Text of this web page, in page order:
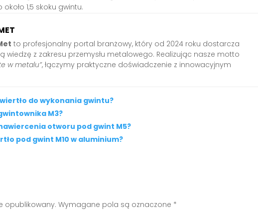
1,5 skoku gwintu.
to profesjonalny portal branżowy, który od 2024 roku dostarcza
wiedzę z zakresu przemysłu metalowego. Realizując nasze motto
w metalu”, łączymy praktyczne doświadczenie z innowacyjnym
do wykonania gwintu?
M3?
otworu pod gwint M5?
pod gwint M10 w aluminium?
opublikowany. Wymagane pola są oznaczone *